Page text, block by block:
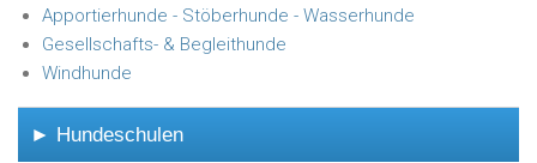
Apportierhunde - Stöberhunde - Wasserhunde
Gesellschafts- & Begleithunde
Windhunde
► Hundeschulen